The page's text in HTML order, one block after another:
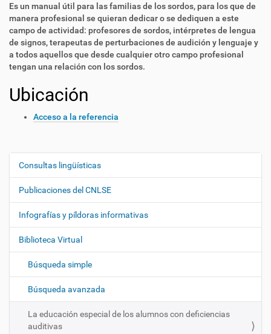
Es un manual útil para las familias de los sordos, para los que de
manera profesional se quieran dedicar o se dediquen a este
campo de actividad: profesores de sordos, intérpretes de lengua
de signos, terapeutas de perturbaciones de audición y lenguaje y
a todos aquellos que desde cualquier otro campo profesional
tengan una relación con los sordos.
Ubicación
Acceso a la referencia
N
e
g
a
i
n
Consultas lingüísticas
Publicaciones del CNLSE
Infografías y píldoras informativas
Biblioteca Virtual
Búsqueda simple
Búsqueda avanzada
La educación especial de los alumnos con deficiencias
auditivas